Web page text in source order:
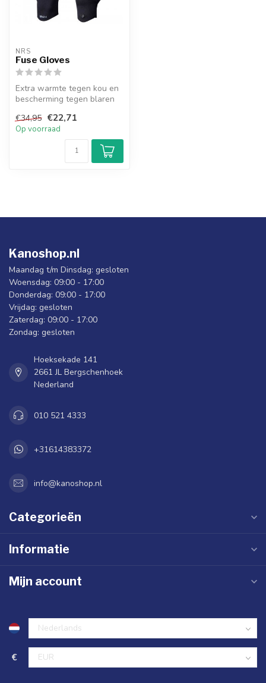
NRS
Fuse Gloves
Extra warmte tegen kou en
bescherming tegen blaren
handschoene...
€34,95 €22,71
Op voorraad
Kanoshop.nl
Maandag t/m Dinsdag: gesloten
Woensdag: 09:00 - 17:00
Donderdag: 09:00 - 17:00
Vrijdag: gesloten
Zaterdag: 09:00 - 17:00
Zondag: gesloten
Hoeksekade 141
2661 JL Bergschenhoek
Nederland
010 521 4333
+31614383372
info@kanoshop.nl
Categorieën
Informatie
Mijn account
€